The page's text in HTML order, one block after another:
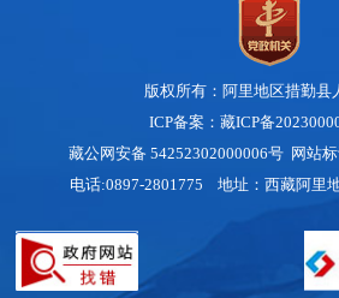
版权所有：阿里地区措勤县
ICP备案：藏ICP备
藏公网安备 54252302000006号 网站
电话:0897-2801775 地址：西藏阿里